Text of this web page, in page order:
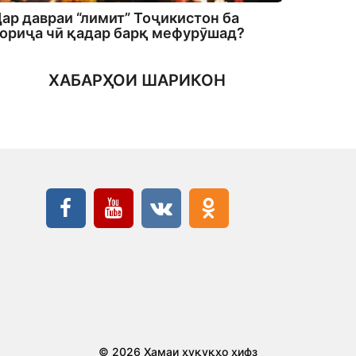
давраи “лимит” Тоҷикистон ба
чӣ қадар барқ мефурӯшад?
ХАБАРҲОИ ШАРИКОН
© 2026 Ҳамаи ҳуқуқҳо ҳифз